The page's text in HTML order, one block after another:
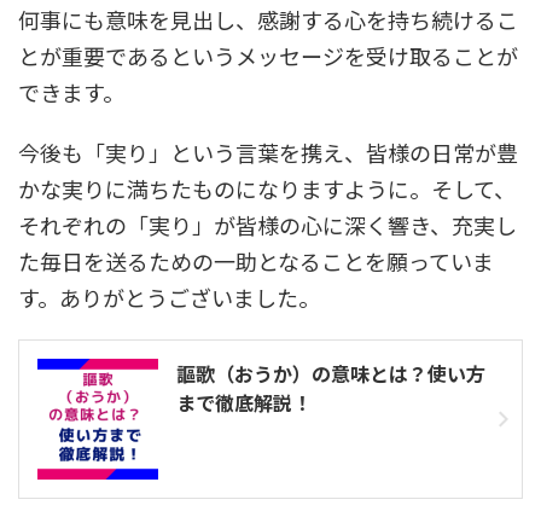
何事にも意味を見出し、感謝する心を持ち続けるこ
とが重要であるというメッセージを受け取ることが
できます。
今後も「実り」という言葉を携え、皆様の日常が豊
かな実りに満ちたものになりますように。そして、
それぞれの「実り」が皆様の心に深く響き、充実し
た毎日を送るための一助となることを願っていま
す。ありがとうございました。
謳歌（おうか）の意味とは？使い方
まで徹底解説！